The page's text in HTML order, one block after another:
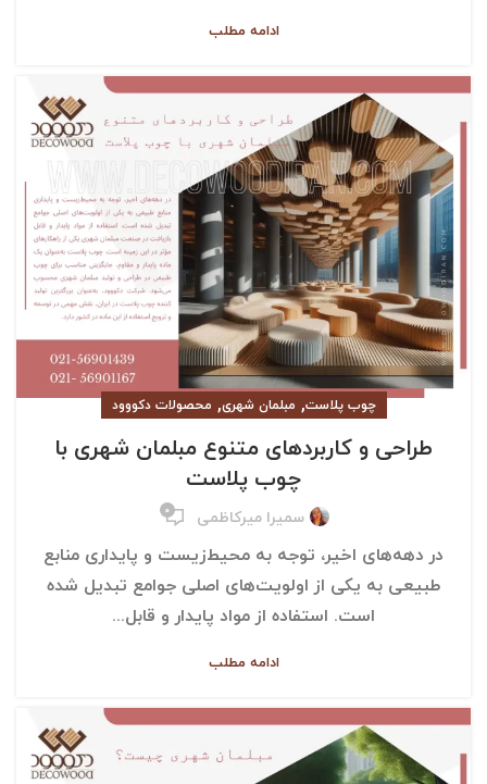
ادامه مطلب
چوب پلاست, مبلمان شهری, محصولات دکووود
طراحی و کاربردهای متنوع مبلمان شهری با
چوب پلاست
سمیرا میرکاظمی ۰
در دهه‌های اخیر، توجه به محیط‌زیست و پایداری منابع
طبیعی به یکی از اولویت‌های اصلی جوامع تبدیل شده
است. استفاده از مواد پایدار و قابل...
ادامه مطلب